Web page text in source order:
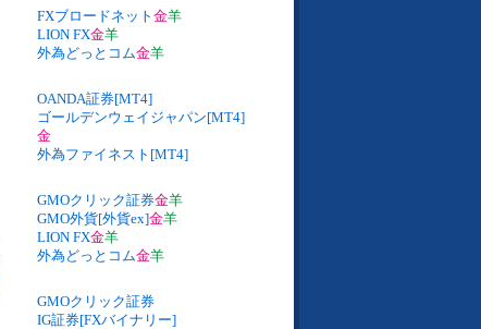
FXブロードネット 金羊
LION FX金羊
外為どっとコム金羊
OANDA証券[MT4]
ゴールデンウェイジャパン[MT4]
金
外為ファイネスト[MT4]
GMOクリック証券金羊
GMO外貨[外貨ex]金羊
LION FX金羊
外為どっとコム金羊
GMOクリック証券
IG証券[FXバイナリー]